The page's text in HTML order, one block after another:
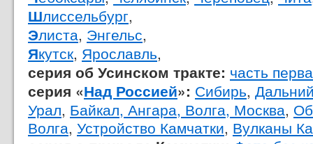
Шлиссельбург,
Элиста, Энгельс,
Якутск, Ярославль,
серия об Усинском тракте: часть
серия «Над Россией»: Сибирь,
Урал, Байкал, Ангара, Волга, Москва,
Волга, Устройство Камчатки, Вулканы